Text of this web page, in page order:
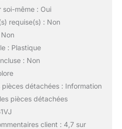
soi-même : Oui
requise(s) : Non
: Plastique
: Non
détachées : Information
pièces détachées
client : 4,7 sur